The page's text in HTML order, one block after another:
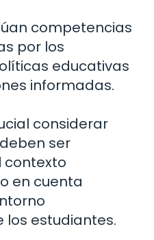
competencias
por los
educativas
informadas.
considerar
ser
contexto
en cuenta
los estudiantes.